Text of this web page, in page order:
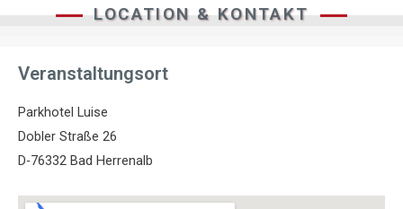
LOCATION & KONTAKT
Veranstaltungsort
Parkhotel Luise
Dobler Straße 26
D-76332 Bad Herrenalb